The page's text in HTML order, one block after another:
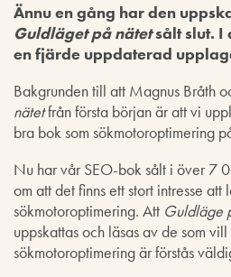
Ännu en gång har den
Guldläget på nätetsålt slut.
en fjärde uppdaterad
Bakgrunden till att Magnus Bråth
nätetfrån första början är att vi
bra bok som sökmotoroptimering
Nu har vår SEO-bok sålt i över 7
om att det finns ett stort intresse att
sökmotoroptimering. Att Guldläge
uppskattas och läsas av de som
sökmotoroptimering är förstås